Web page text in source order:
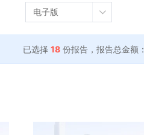
电子版
已选择 18 份报告，报告总金额：